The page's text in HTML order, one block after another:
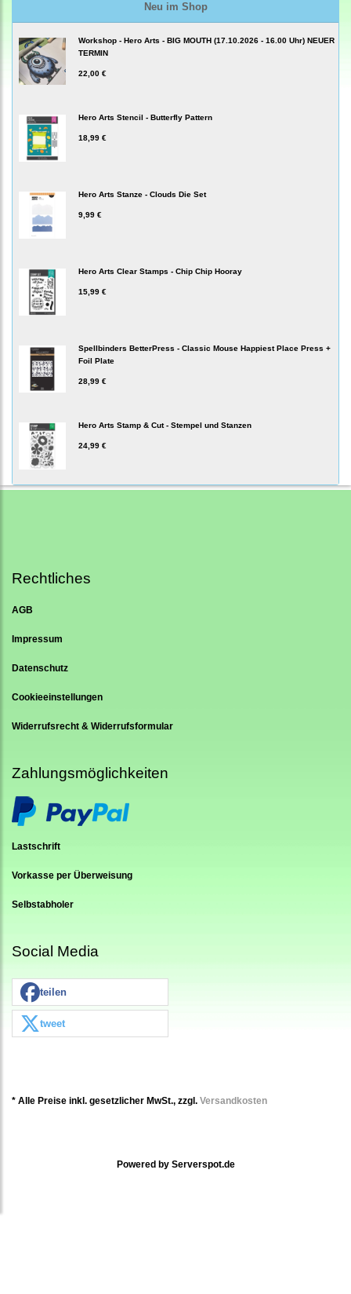
Neu im Shop
Workshop - Hero Arts - BIG MOUTH (17.10.2026 - 16.00 Uhr) NEUER
TERMIN
22,00 €
Hero Arts Stencil - Butterfly Pattern
18,99 €
Hero Arts Stanze - Clouds Die Set
9,99 €
Hero Arts Clear Stamps - Chip Chip Hooray
15,99 €
Spellbinders BetterPress - Classic Mouse Happiest Place Press +
Foil Plate
28,99 €
Hero Arts Stamp & Cut - Stempel und Stanzen
24,99 €
Rechtliches
AGB
Impressum
Datenschutz
Cookieeinstellungen
Widerrufsrecht & Widerrufsformular
Zahlungsmöglichkeiten
Lastschrift
Vorkasse per Überweisung
Selbstabholer
Social Media
teilen
tweet
* Alle Preise inkl. gesetzlicher MwSt., zzgl. Versandkosten
Powered by Serverspot.de